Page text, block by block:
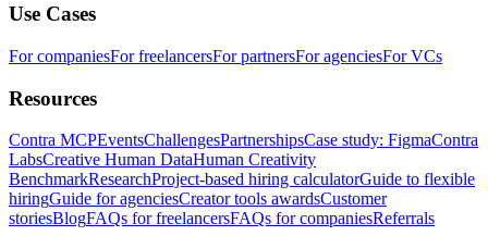
Use Cases
For companiesFor freelancersFor partnersFor agenciesFor VCs
Resources
Contra MCPEventsChallengesPartnershipsCase study: FigmaContra
LabsCreative Human DataHuman Creativity
BenchmarkResearchProject-based hiring calculatorGuide to flexible
hiringGuide for agenciesCreator tools awardsCustomer
storiesBlogFAQs for freelancersFAQs for companiesReferrals